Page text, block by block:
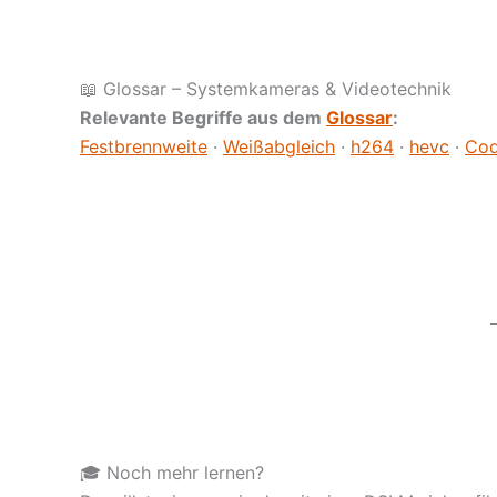
📖 Glossar – Systemkameras & Videotechnik
Relevante Begriffe aus dem Glossar:
Festbrennweite · Weißabgleich · h264 · hevc ·
🎓 Noch mehr lernen?